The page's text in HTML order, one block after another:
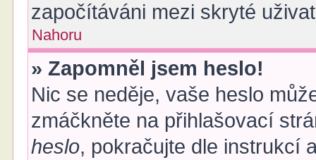
započítáváni mezi skryté
Nahoru
» Zapomněl jsem heslo!
Nic se neděje, vaše heslo
zmáčkněte na přihlašovací
heslo, pokračujte dle instrukcí